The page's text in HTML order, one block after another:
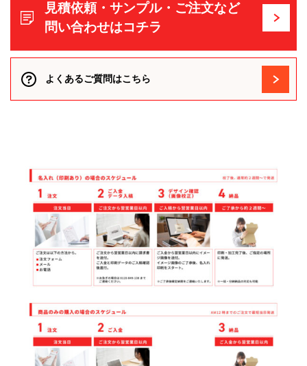
見積依頼・サンプル・ご注文など
問い合わせはコチラ
よくあるご質問はこちら